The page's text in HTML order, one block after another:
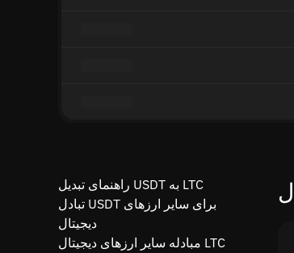
راهنمای تبدیل USDT به LTC
تبادل USDT برای سایر ارزهای
دیجیتال
مبادله سایر ارزهای دیجیتال LTC